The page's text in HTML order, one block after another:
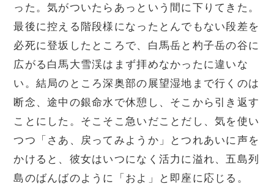
った。気がついたらあっという間に下りてきた。
最後に控える階段様になったとんでもない段差を
必死に登坂したところで、白馬岳と杓子岳の谷に
広がる白馬大雪渓はまず拝めなかったに違いな
い。結局のところ深奥部の展望湿地まで行くのは
断念、途中の銀命水で休憩し、そこから引き返す
ことにした。そこそこ急いだことだし、気を使い
つつ「さあ、戻ってみようか」とつれあいに声を
かけると、彼女はいつになく活力に溢れ、五島列
島のばんばのように「およ」と即座に応じる。